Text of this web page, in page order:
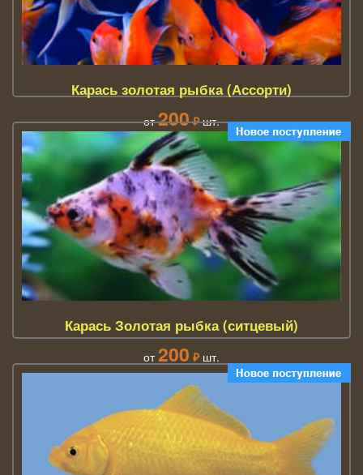
Карась золотая рыбка (Ассорти)
от 200 ₽ шт.
Карась Золотая рыбка (ситцевый)
от 200 ₽ шт.